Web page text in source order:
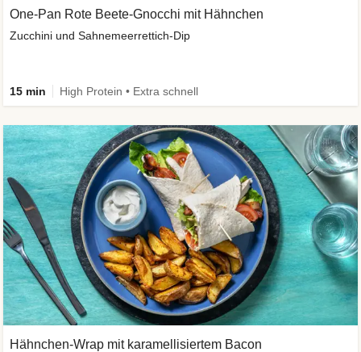
One-Pan Rote Beete-Gnocchi mit Hähnchen
Zucchini und Sahnemeerrettich-Dip
15 min High Protein • Extra schnell
Hähnchen-Wrap mit karamellisiertem Bacon